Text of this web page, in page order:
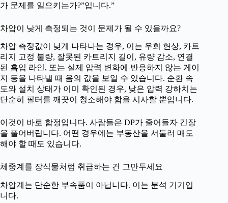
가 문제를 일으키는가?”입니다.”
차압이 낮게 측정되는 것이 문제가 될 수 있을까요?
차압 측정값이 낮게 나타나는 경우, 이는 우회 현상, 카트
리지 고정 불량, 잘못된 카트리지 길이, 유량 감소, 연결
된 흡입 라인, 또는 실제 압력 변화에 반응하지 않는 게이
지 등을 나타낼 때 음의 값을 보일 수 있습니다. 순환 속
도와 설치 상태가 이미 확인된 경우, 낮은 압력 강하치는
단순히 필터를 깨끗이 청소해야 함을 시사할 뿐입니다.
이것이 바로 함정입니다. 사람들은 DP가 줄어들자 긴장
을 풀어버립니다. 어떤 경우에는 부동산을 서둘러 매도
해야 할 때도 있습니다.
체중계를 장식물처럼 취급하는 건 그만두세요
차압계는 단순한 부속품이 아닙니다. 이는 분석 기기입
니다.